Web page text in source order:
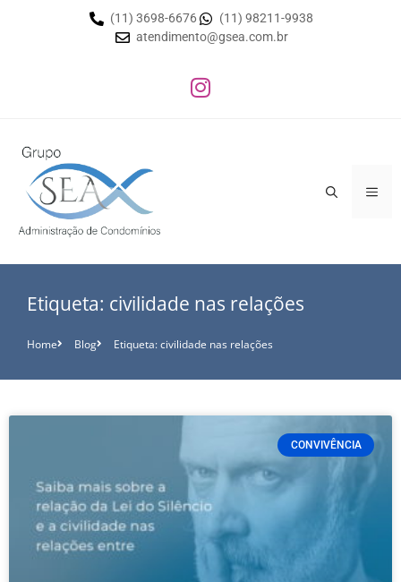
(11) 3698-6676
(11) 98211-9938
atendimento@gsea.com.br
Etiqueta: civilidade nas relações
Home Blog Etiqueta: civilidade nas relações
CONVIVÊNCIA